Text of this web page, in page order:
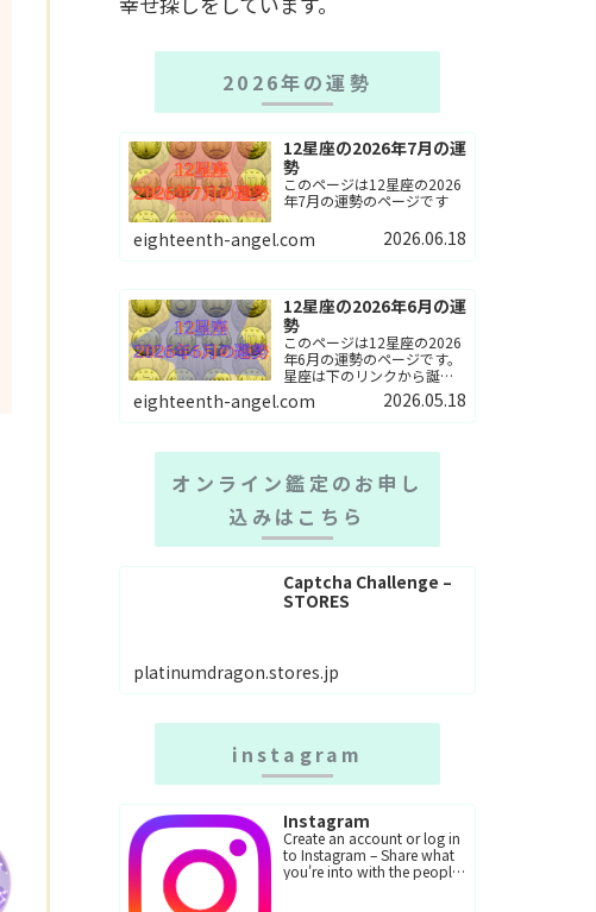
2026年の運勢
12星座の2026年7月の運
勢
このページは12星座の2026
年7月の運勢のページです
eighteenth-angel.com 2026.06.18
12星座の2026年6月の運
勢
このページは12星座の2026
年6月の運勢のページです。
星座は下のリンクから誕生
星座を選んでね。
eighteenth-angel.com 2026.05.18
オンライン鑑定のお申し
込みはこちら
Captcha Challenge –
STORES
platinumdragon.stores.jp
instagram
Instagram
Create an account or log in
to Instagram – Share what
you're into with the people